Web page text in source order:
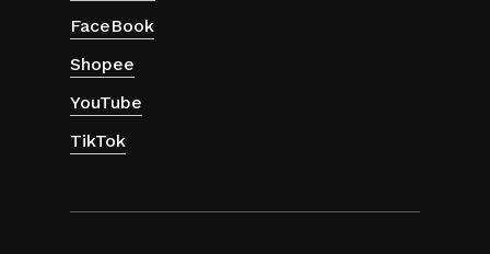
FaceBook
Shopee
YouTube
TikTok